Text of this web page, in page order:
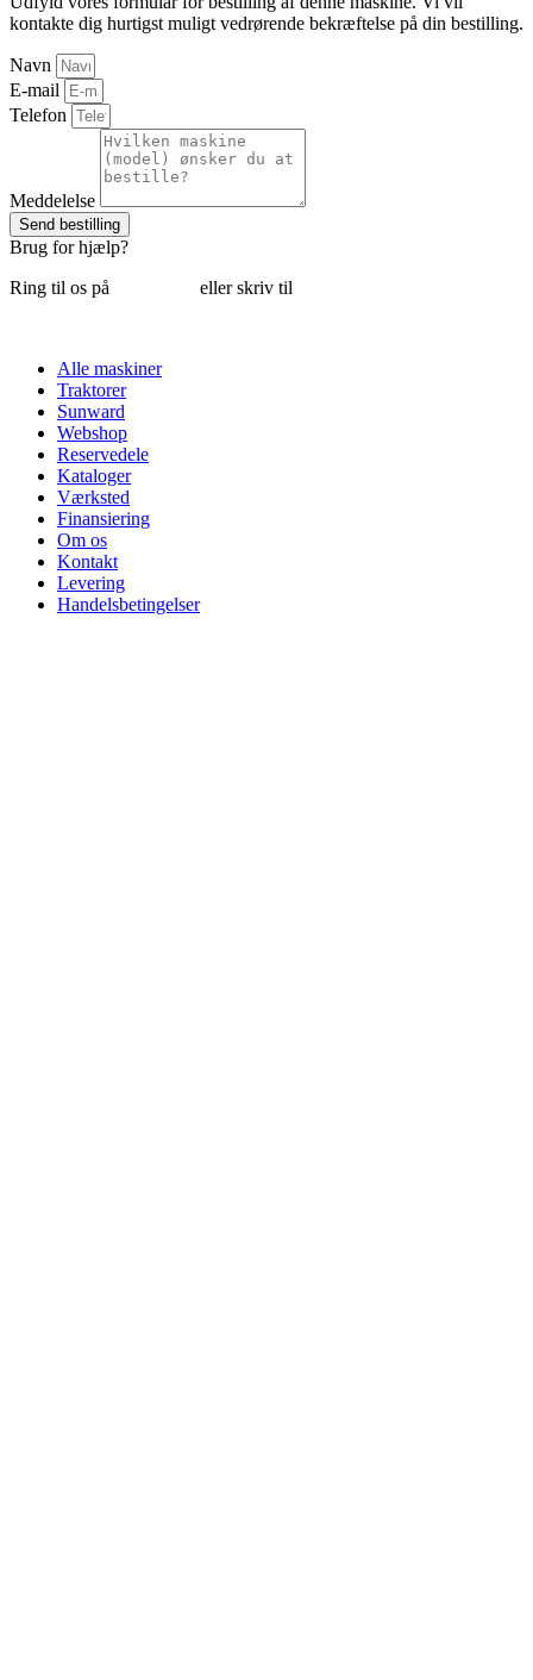
kontakte dig hurtigst muligt vedrørende bekræftelse på din bestilling.
Navn
E-mail
Telefon
Meddelelse
Send bestilling
Brug for hjælp?
Ring til os på
eller skriv til
Alle maskiner
Traktorer
Sunward
Webshop
Reservedele
Kataloger
Værksted
Finansiering
Om os
Kontakt
Levering
Handelsbetingelser